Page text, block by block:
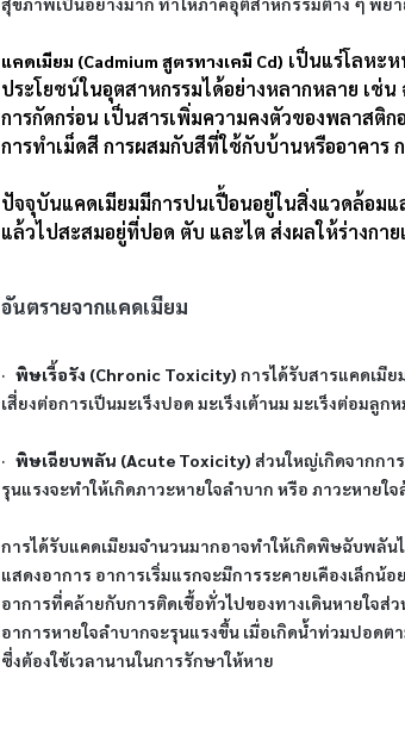
แคดเมียม (Cadmium สูตรทางเคมี Cd) เป็นแร่โลหะ
ประโยชน์ในอุตสาหกรรมได้อย่างหลากหลาย เช่
การกัดกร่อน เป็นสารเพิ่มความคงตัวของพลาสติ
การทำเม็ดสี การผสมกับสีที่ใช้กับบ้านหรืออาคาร
ปัจจุบันแคดเมียมมีการปนเปื้อนอยู่ในสิ่งแวดล้อมแ
แล้วไปสะสมอยู่ที่ปอด ตับ และไต ส่งผลให้ร่างกา
อันตรายจากแคดเมียม
· พิษเรื้อรัง (Chronic Toxicity) การได้รับสารแคดเมี
เสี่ยงต่อการเป็นมะเร็งปอด มะเร็งเต้านม มะเร็งต่อมลู
· พิษเฉียบพลัน (Acute Toxicity) ส่วนใหญ่เกิดจากกา
รุนแรงจะทำให้เกิดภาวะหายใจลำบาก หรือ ภาวะหายใ
การได้รับแคดเมียมจำนวนมากอาจทำให้เกิดพิษฉับพลัน
แสดงอาการ อาการเริ่มแรกจะมีการระคายเคืองเล็กน้
อาการที่คล้ายกับการติดเชื้อทั่วไปของทางเดินหายใจส่
อาการหายใจลำบากจะรุนแรงขึ้น เมื่อเกิดน้ำท่วมปอด
ซึ่งต้องใช้เวลานานในการรักษาให้หาย